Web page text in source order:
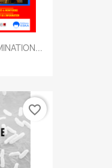
favorite_border